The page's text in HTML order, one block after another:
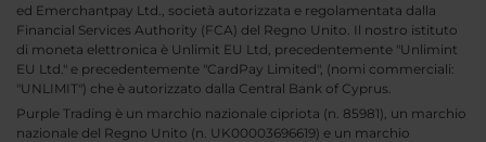
ed Emerchantpay Ltd., società autorizzata e regolamentata dalla
Financial Services Authority (FCA) del Regno Unito. Il nostro istituto
di moneta elettronica è Unlimit EU Ltd, precedentemente "Unlimint
EU Ltd." e precedentemente "CardPay Limited", (nomi commerciali:
"UNLIMIT") che è autorizzato dalla Central Bank of Cyprus.
Purple Trading è un marchio nazionale cipriota (n. 85981), un marchio
nazionale del Regno Unito (n. UK00003696619) e un marchio